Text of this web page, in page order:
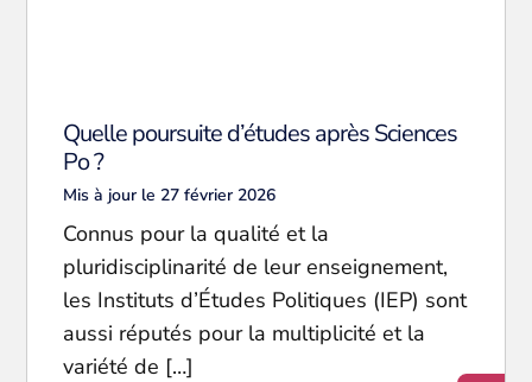
Quelle poursuite d’études après Sciences
Po ?
Mis à jour le 27 février 2026
Connus pour la qualité et la
pluridisciplinarité de leur enseignement,
les Instituts d’Études Politiques (IEP) sont
aussi réputés pour la multiplicité et la
variété de […]